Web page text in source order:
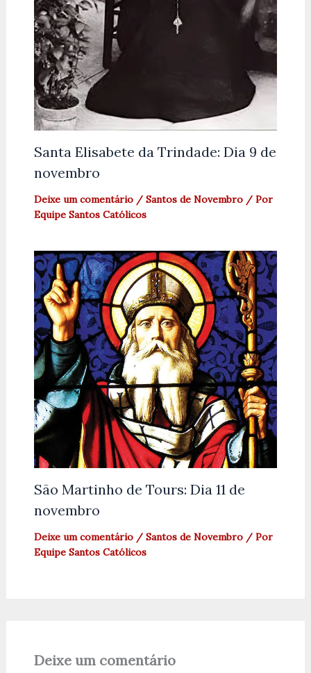
Santa Elisabete da Trindade: Dia 9 de
novembro
Deixe um comentário / Santos de Novembro/ Por
Equipe Santos Católicos
São Martinho de Tours: Dia 11 de
novembro
Deixe um comentário / Santos de Novembro/ Por
Equipe Santos Católicos
Deixe um comentário